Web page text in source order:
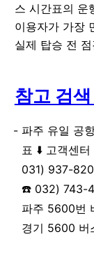
스 시간표의 운
이용자가 가장
실제 탑승 전
참고 검
파주 유일 공
표 ⬇️ 고객센
031) 937-
☎️ 032) 743-
파주 5600번
경기 5600 버